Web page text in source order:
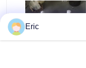
海洋のドア
Eric